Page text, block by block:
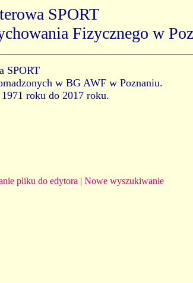
SPORT
Fizycznego w
SPORT
w BG AWF w Poznaniu.
roku do 2017 roku.
pliku do edytora | Nowe wyszukiwanie